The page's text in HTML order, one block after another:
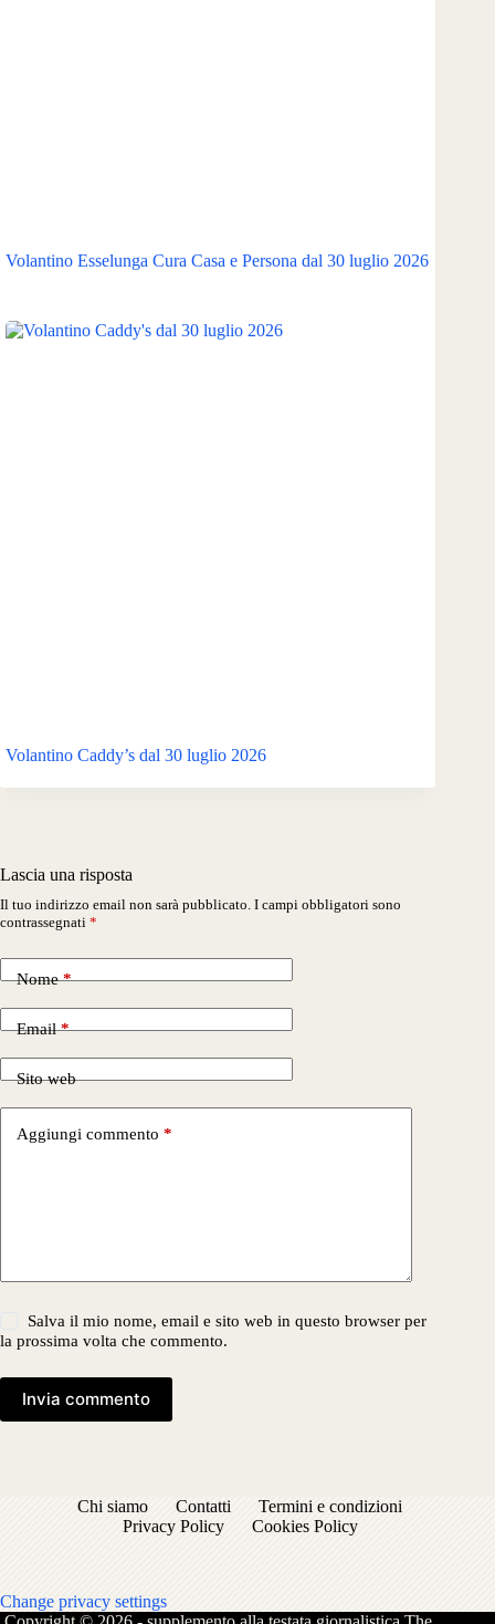
Volantino Esselunga Cura Casa e Persona dal 30 luglio 2026
Volantino Caddy’s dal 30 luglio 2026
Lascia una risposta
Il tuo indirizzo email non sarà pubblicato. I campi obbligatori sono
contrassegnati *
Nome*
Email*
Sito web
Aggiungi commento *
Salva il mio nome, email e sito web in questo browser per
la prossima volta che commento.
Invia commento
Chi siamo Contatti
Termini e condizioni
Privacy Policy
Cookies Policy
Change privacy settings